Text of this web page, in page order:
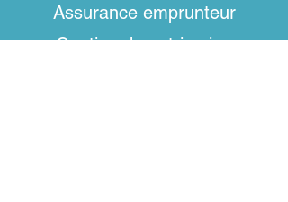
Assurance emprunteur
Gestion de patrimoine